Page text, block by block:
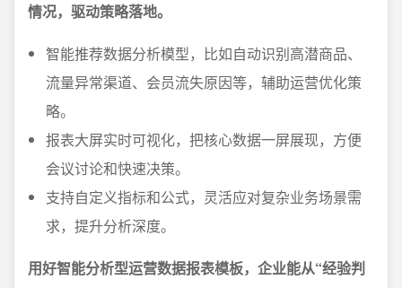
情况，驱动策略落地。
智能推荐数据分析模型，比如自动识别高潜商品、
流量异常渠道、会员流失原因等，辅助运营优化策
略。
报表大屏实时可视化，把核心数据一屏展现，方便
会议讨论和快速决策。
支持自定义指标和公式，灵活应对复杂业务场景需
求，提升分析深度。
用好智能分析型运营数据报表模板，企业能从“经验判